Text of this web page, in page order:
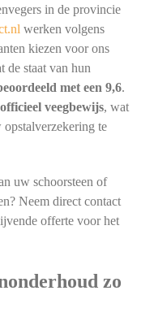
in de provincie
werken volgens
kiezen voor ons
staat van hun
met een 9,6.
officieel veegbewijs, wat
te
uw schoorsteen of
Neem direct contact
offerte voor het
zo